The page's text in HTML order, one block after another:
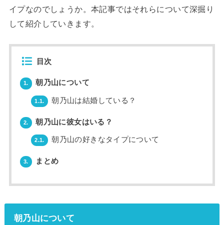
イプなのでしょうか。本記事ではそれらについて深掘り
して紹介していきます。
目次
1. 朝乃山について
1.1. 朝乃山は結婚している？
2. 朝乃山に彼女はいる？
2.1. 朝乃山の好きなタイプについて
3. まとめ
朝乃山について